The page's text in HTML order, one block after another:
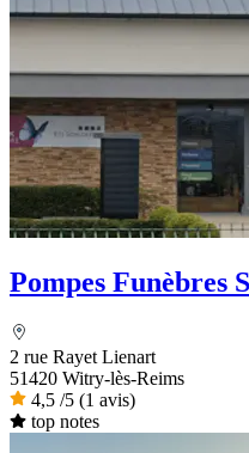
Pompes Funèbres
2 rue Rayet Lienart
51420 Witry-lès-Reims
4,5 /5 (1 avis)
top notes